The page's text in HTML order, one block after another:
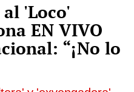
'Loco'
EN VIVO
“¡No lo